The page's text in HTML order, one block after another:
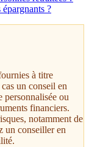
?
à titre
un conseil en
personnalisée ou
financiers.
notamment de
un conseiller en